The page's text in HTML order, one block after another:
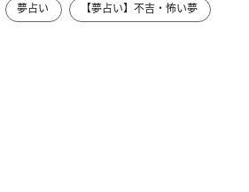
夢占い
【夢占い】不吉・怖い夢